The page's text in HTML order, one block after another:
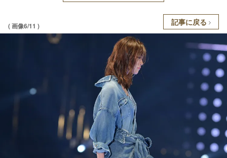
( 画像6/11 ) 記事に戻る